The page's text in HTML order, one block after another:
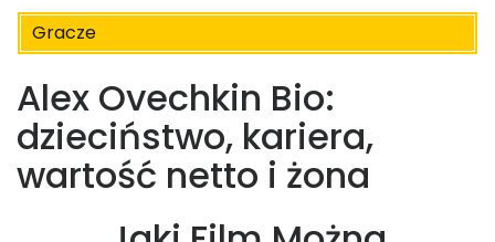
Gracze
Alex Ovechkin Bio:
dzieciństwo, kariera,
wartość netto i żona